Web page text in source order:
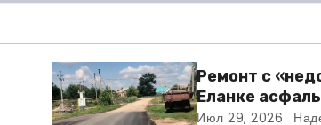
Ремонт с
Еланке
школы, но не
Июл 29, 2026